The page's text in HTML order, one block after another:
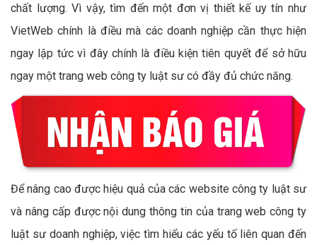
chất lượng. Vì vậy, tìm đến một đơn vị thiết kế uy tín như
VietWeb chính là điều mà các doanh nghiệp cần thực hiện
ngay lập tức vì đây chính là điều kiện tiên quyết để sở hữu
ngay một trang web công ty luật sư có đầy đủ chức năng.
Để nâng cao được hiệu quả của các website công ty luật sư
và nâng cấp được nội dung thông tin của trang web công ty
luật sư doanh nghiệp, việc tìm hiểu các yếu tố liên quan đến